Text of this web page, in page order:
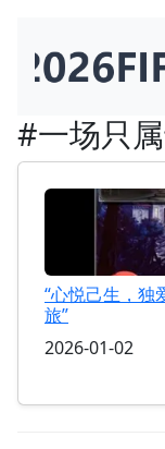
#一场只
“心悦己生，独
旅”
2026-01-02